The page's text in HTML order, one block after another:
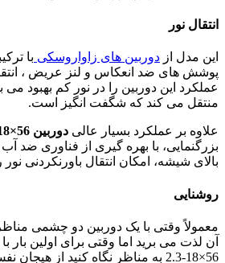
انتقال نور
این مدل از دوربین های زاواروسکی با
پوشش های ضد انعکاس و لنز عریض ،
منتقل می کند که شگفت انگیز است.
علاوه بر عملکرد بسیار عالی دوربین
بزرگنمایی، با بهره گیری از فناوری ضد
بالای شیشه، امکان انتقال باورنکردنی
روشنایی
معمولاً وقتی با یک دوربین دو چشمی
2.3-18×56 به مناظر نگاه کنید از